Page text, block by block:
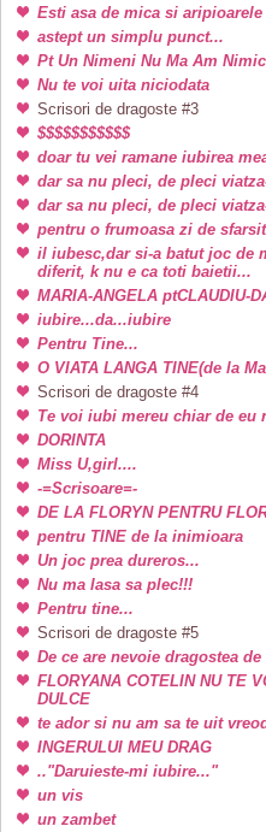
Esti asa de mica si
astept un simplu punct...
Pt Un Nimeni Nu Ma Am Nimic
Nu te voi uita niciodata
Scrisori de dragoste #3
$$$$$$$$$$$
doar tu vei ramane iubirea
dar sa nu pleci, de pleci
dar sa nu pleci, de pleci
pentru o frumoasa zi de
il iubesc,dar si-a batut joc de
diferit, k nu e ca toti baietii...
MARIA-ANGELA ptCLAUDIU-
iubire...da...iubire
Pentru Tine...
O VIATA LANGA TINE(de la
Scrisori de dragoste #4
Te voi iubi mereu chiar de eu
DORINTA
Miss U,girl....
-=Scrisoare=-
DE LA FLORYN PENTRU
pentru TINE de la inimioara
Un joc prea dureros...
Nu ma lasa sa plec!!!
Pentru tine...
Scrisori de dragoste #5
De ce are nevoie dragostea
FLORYANA COTELIN NU TE
DULCE
te ador si nu am sa te uit
INGERULUI MEU DRAG
.."Daruieste-mi iubire..."
un vis
un zambet